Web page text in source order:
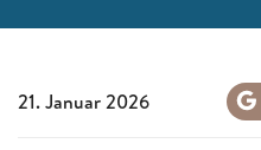
21. Januar 2026